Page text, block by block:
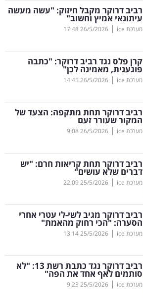
רביב דרוקר מקבל חיזוק: "עשה מעשה
עיתונאי אמיץ וחשוב"
מערכת ice |
26/5/2026
17:48
קרן פלס נגד רביב דרוקר: "כתבה
פוגענית, מאמינה לכן"
מערכת ice |
26/5/2026
14:45
רביב דרוקר תחת מתקפה: הצעד של
המקור שעורר זעם
מערכת ice |
26/5/2026
9:08
רביב דרוקר תחת קריאות חרם: "יש
דברים שלא עושים"
מערכת ice |
25/5/2026
22:09
רביב דרוקר מגיב לשי-לי עטרי אחרי
הסערה: "הכי רחוק מהאמת"
מערכת ice |
25/5/2026
13:14
רביב דרוקר נגד כתבת רשת 13: "לא
סותמים לאף אחד את הפה"
מערכת ice |
25/5/2026
9:23